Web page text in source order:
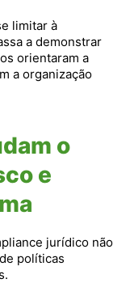
limitar à
a demonstrar
orientaram a
a organização
o
e
jurídico não
políticas